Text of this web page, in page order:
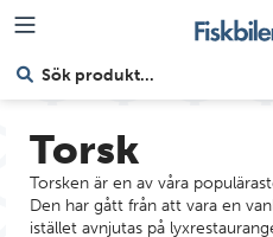
Torsk
Torsken är en av våra
Den har gått från att vara en
istället avnjutas på